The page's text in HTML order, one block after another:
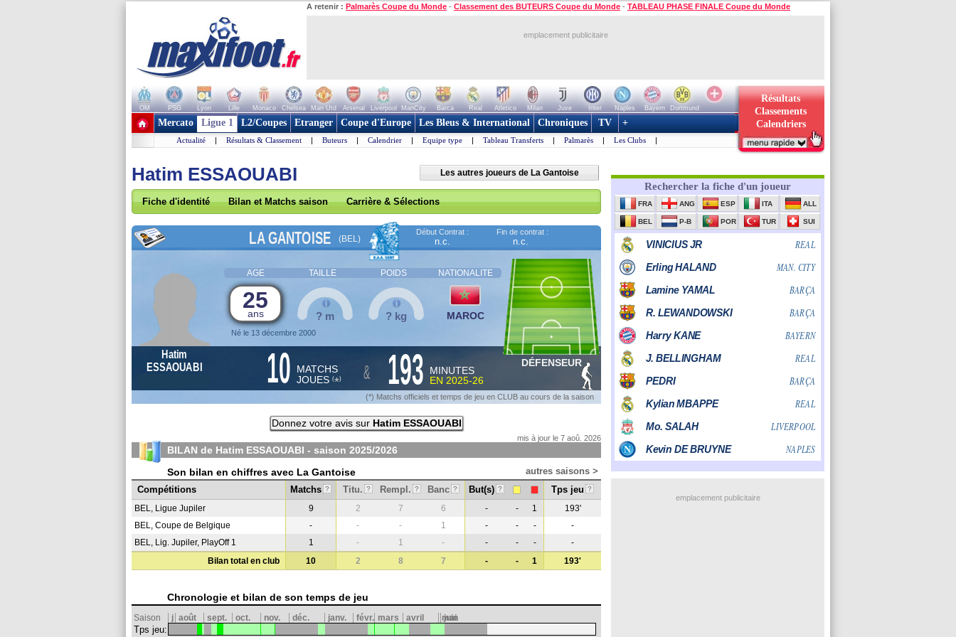
A retenir : Palmarès Coupe du Monde - Classement des BUTEURS Coupe du Monde - TABLEAU PHASE FINALE Coupe du Monde
emplacement publicitaire
OM PSG Lyon Lille Monaco Chelsea Man Utd Arsenal Liverpool ManCity Barca Real Atletico Milan Juve Inter Naples Bayern
Dortmund
+ de clubs
Résultats
Classements
Calendriers
Mercato Ligue 1 L2/Coupes Etranger Coupe d'Europe Les Bleus & International Chroniques TV +
Actualité | Résultats & Classement | Buteurs | Calendrier | Equipe type | Tableau Transferts | Palmarès | Les Clubs |
Hatim ESSAOUABI Les autres joueurs de La Gantoise
Fiche d'identité Bilan et Matchs saison Carrière & Sélections
LA GANTOISE (BEL)
Début Contrat :
n.c.
Fin de contrat :
n.c.
AGE TAILLE POIDS NATIONALITE
25
ans
Né le 13 décembre 2000
? m ? kg MAROC
Hatim
ESSAOUABI
10 MATCHS
JOUES (*) & 193
MINUTES
EN 2025-26
DÉFENSEUR
(*) Matchs officiels et temps de jeu en CLUB au cours de la saison
Donnez votre avis sur Hatim ESSAOUABI
mis à jour le 7 aoû. 2026
BILAN de Hatim ESSAOUABI - saison 2025/2026
Son bilan en chiffres avec La Gantoise
autres saisons >
Compétitions
Matchs ? Titu. ? Rempl. ? Banc ? But(s) ? Tps jeu ?
BEL, Ligue Jupiler 9 2 7 6 - - 1
193'
BEL, Coupe de Belgique
- - - 1 - - -
-
BEL, Lig. Jupiler, PlayOff 1
1 - 1 - - - -
-
Bilan total en club
10 2 8 7 - - 1 193'
Chronologie et bilan de son temps de jeu
Saison j août sept. oct. nov. déc. janv. févr. mars avril mai
juin
Tps jeu:
emplacement publicitaire